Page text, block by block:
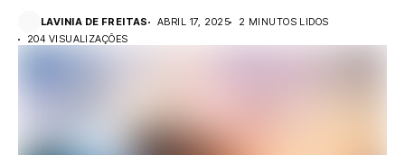
LAVINIA DE FREITAS ABRIL 17, 2025
2 MINUTOS LIDOS
204 VISUALIZAÇÕES